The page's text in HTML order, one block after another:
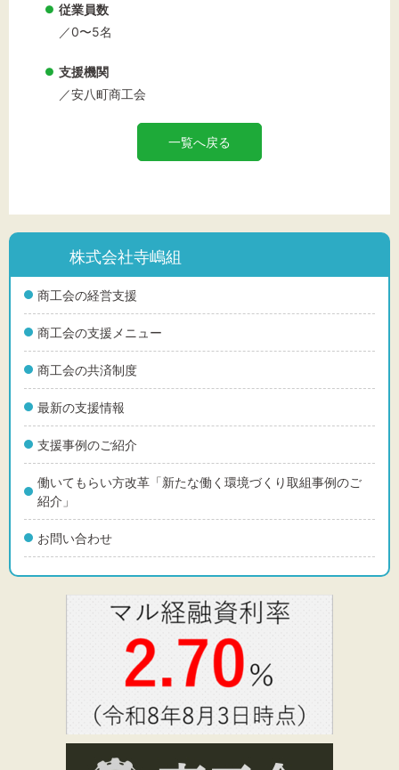
株式会社寺嶋組
商工会の経営支援
商工会の支援メニュー
商工会の共済制度
最新の支援情報
支援事例のご紹介
働いてもらい方改革「新たな働く環境づくり取組事例のご
紹介」
お問い合わせ
従業員数
／0〜5名
支援機関
／安八町商工会
一覧へ戻る